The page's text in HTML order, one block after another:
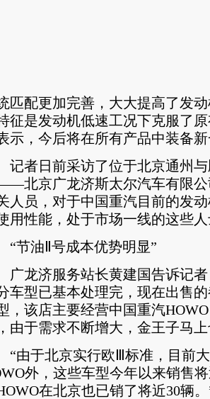
匹配更加完善，大大提高了发
征是发动机低速工况下克服了
示，今后将在所有产品中装备
者日前采访了位于北京通州与
北京广龙济斯太尔汽车有限公
人员，对于中国重汽目前的发
用性能，处于市场一线的这些
油Ⅱ号成本优势明显”
龙济服务站长黄建国告诉记者
车型已基本处理完，现在出售
，该店主要经营中国重汽
由于需求不断增大，金王子马
于北京实行欧Ⅲ标准，目前大
外，这些车型今年以来销售
在北京也已销了将近30辆